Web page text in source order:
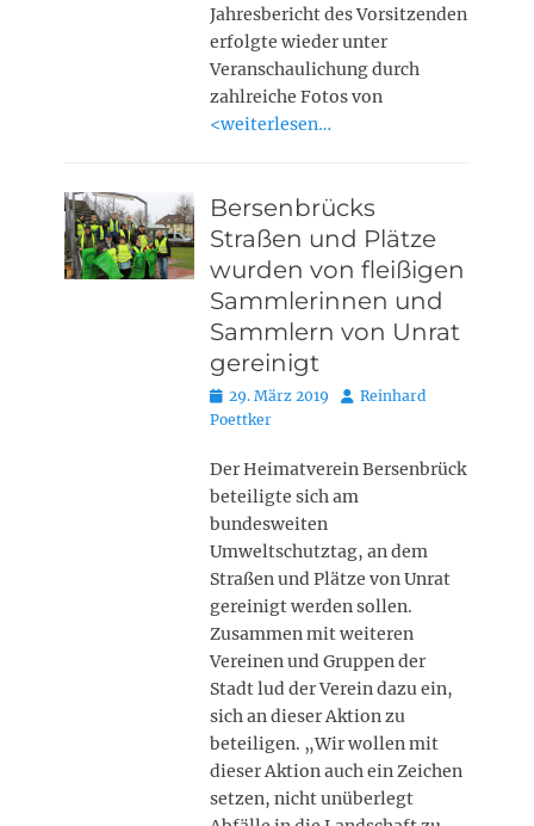
Jahresbericht des Vorsitzenden
erfolgte wieder unter
Veranschaulichung durch
zahlreiche Fotos von
<weiterlesen…
Bersenbrücks
Straßen und Plätze
wurden von fleißigen
Sammlerinnen und
Sammlern von Unrat
gereinigt
Posted
on
29. März 2019 AutorReinhard
Poettker
Der Heimatverein Bersenbrück
beteiligte sich am
bundesweiten
Umweltschutztag, an dem
Straßen und Plätze von Unrat
gereinigt werden sollen.
Zusammen mit weiteren
Vereinen und Gruppen der
Stadt lud der Verein dazu ein,
sich an dieser Aktion zu
beteiligen. „Wir wollen mit
dieser Aktion auch ein Zeichen
setzen, nicht unüberlegt